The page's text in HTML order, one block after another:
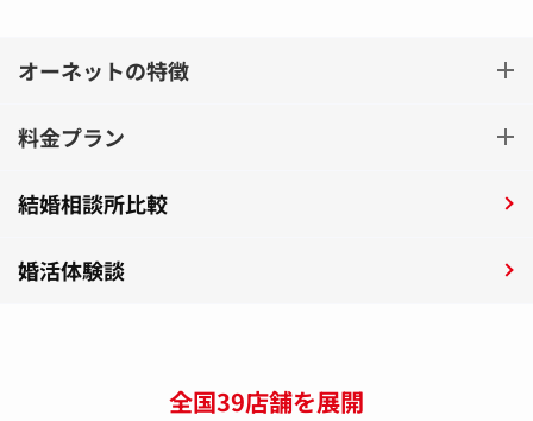
オーネットの特徴
料金プラン
結婚相談所比較
婚活体験談
全国39店舗を展開